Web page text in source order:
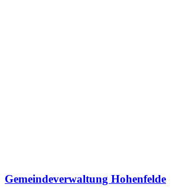
Gemeindeverwaltung Hohenfelde